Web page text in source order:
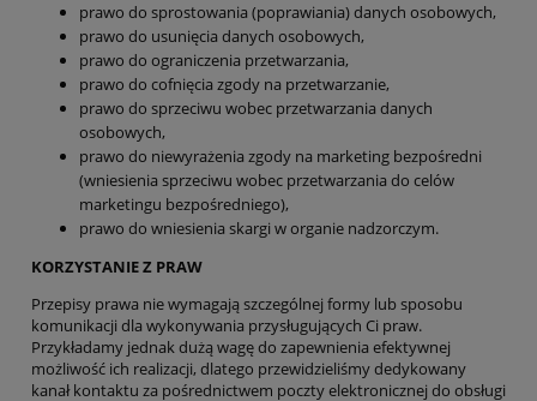
prawo do sprostowania (poprawiania) danych osobowych,
prawo do usunięcia danych osobowych,
prawo do ograniczenia przetwarzania,
prawo do cofnięcia zgody na przetwarzanie,
prawo do sprzeciwu wobec przetwarzania danych
osobowych,
prawo do niewyrażenia zgody na marketing bezpośredni
(wniesienia sprzeciwu wobec przetwarzania do celów
marketingu bezpośredniego),
prawo do wniesienia skargi w organie nadzorczym.
KORZYSTANIE Z PRAW
Przepisy prawa nie wymagają szczególnej formy lub sposobu
komunikacji dla wykonywania przysługujących Ci praw.
Przykładamy jednak dużą wagę do zapewnienia efektywnej
możliwość ich realizacji, dlatego przewidzieliśmy dedykowany
kanał kontaktu za pośrednictwem poczty elektronicznej do obsługi